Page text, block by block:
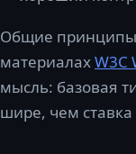
Общие принципы
материалахW3C
мысль: базовая
шире, чем